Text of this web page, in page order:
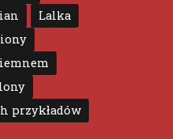
Lalka
przykładów